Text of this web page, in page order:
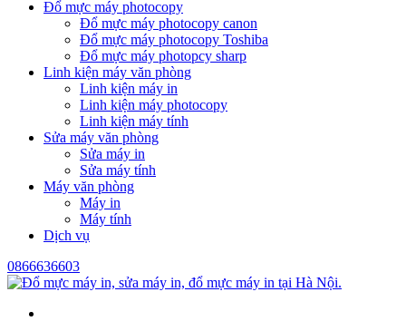
Đổ mực máy photocopy
Đổ mực máy photocopy canon
Đổ mực máy photocopy Toshiba
Đổ mực máy photopcy sharp
Linh kiện máy văn phòng
Linh kiện máy in
Linh kiện máy photocopy
Linh kiện máy tính
Sửa máy văn phòng
Sửa máy in
Sửa máy tính
Máy văn phòng
Máy in
Máy tính
Dịch vụ
0866636603